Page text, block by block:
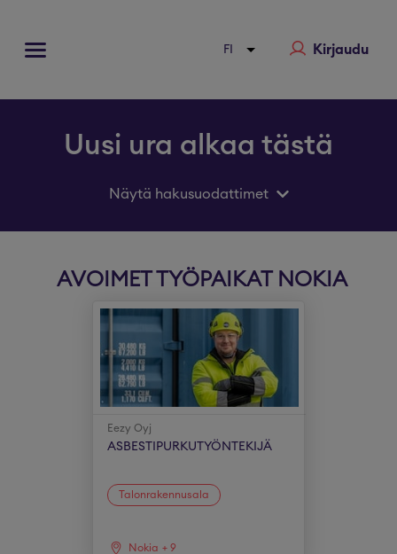
Kirjaudu
Uusi ura alkaa tästä
Näytä hakusuodattimet
AVOIMET TYÖPAIKAT NOKIA
Eezy Oyj
ASBESTIPURKUTYÖNTEKIJÄ
Talonrakennusala
Nokia + 9